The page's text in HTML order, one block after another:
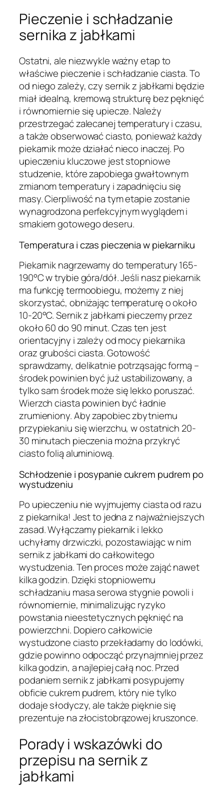
Pieczenie i schładzanie
sernika z jabłkami
Ostatni, ale niezwykle ważny etap to
właściwe pieczenie i schładzanie ciasta. To
od niego zależy, czy sernik z jabłkami będzie
miał idealną, kremową strukturę bez pęknięć
i równomiernie się upiecze. Należy
przestrzegać zalecanej temperatury i czasu,
a także obserwować ciasto, ponieważ każdy
piekarnik może działać nieco inaczej. Po
upieczeniu kluczowe jest stopniowe
studzenie, które zapobiega gwałtownym
zmianom temperatury i zapadnięciu się
masy. Cierpliwość na tym etapie zostanie
wynagrodzona perfekcyjnym wyglądem i
smakiem gotowego deseru.
Temperatura i czas pieczenia w piekarniku
Piekarnik nagrzewamy do temperatury 165-
190°C w trybie góra/dół. Jeśli nasz piekarnik
ma funkcję termoobiegu, możemy z niej
skorzystać, obniżając temperaturę o około
10-20°C. Sernik z jabłkami pieczemy przez
około 60 do 90 minut. Czas ten jest
orientacyjny i zależy od mocy piekarnika
oraz grubości ciasta. Gotowość
sprawdzamy, delikatnie potrząsając formą –
środek powinien być już ustabilizowany, a
tylko sam środek może się lekko poruszać.
Wierzch ciasta powinien być ładnie
zrumieniony. Aby zapobiec zbytniemu
przypiekaniu się wierzchu, w ostatnich 20-
30 minutach pieczenia można przykryć
ciasto folią aluminiową.
Schłodzenie i posypanie cukrem pudrem po
wystudzeniu
Po upieczeniu nie wyjmujemy ciasta od razu
z piekarnika! Jest to jedna z najważniejszych
zasad. Wyłączamy piekarnik i lekko
uchyłamy drzwiczki, pozostawiając w nim
sernik z jabłkami do całkowitego
wystudzenia. Ten proces może zająć nawet
kilka godzin. Dzięki stopniowemu
schładzaniu masa serowa stygnie powoli i
równomiernie, minimalizując ryzyko
powstania nieestetycznych pęknięć na
powierzchni. Dopiero całkowicie
wystudzone ciasto przekładamy do lodówki,
gdzie powinno odpocząć przynajmniej przez
kilka godzin, a najlepiej całą noc. Przed
podaniem sernik z jabłkami posypujemy
obficie cukrem pudrem, który nie tylko
dodaje słodyczy, ale także pięknie się
prezentuje na złocistobrązowej kruszonce.
Porady i wskazówki do
przepisu na sernik z
jabłkami